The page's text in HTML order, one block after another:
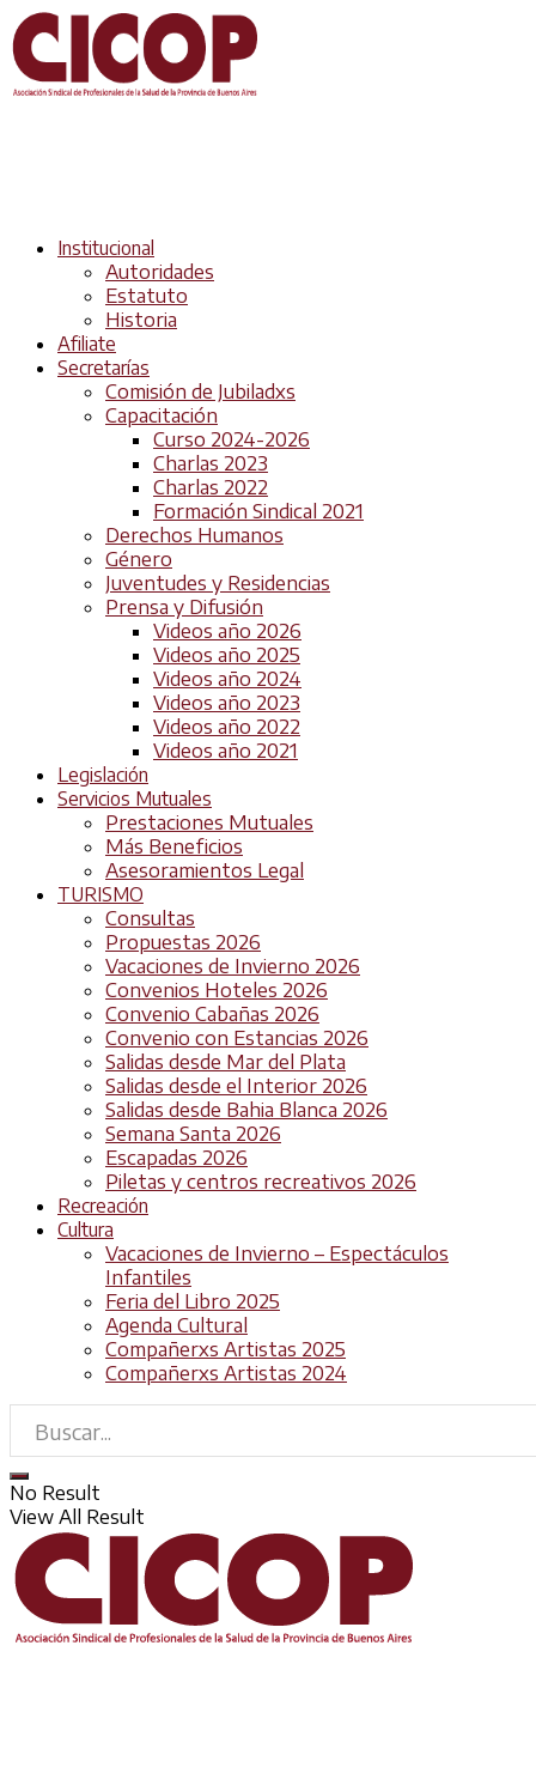
Institucional
Autoridades
Estatuto
Historia
Afiliate
Secretarías
Comisión de Jubiladxs
Capacitación
Curso 2024-2026
Charlas 2023
Charlas 2022
Formación Sindical 2021
Derechos Humanos
Género
Juventudes y Residencias
Prensa y Difusión
Videos año 2026
Videos año 2025
Videos año 2024
Videos año 2023
Videos año 2022
Videos año 2021
Legislación
Servicios Mutuales
Prestaciones Mutuales
Más Beneficios
Asesoramientos Legal
TURISMO
Consultas
Propuestas 2026
Vacaciones de Invierno 2026
Convenios Hoteles 2026
Convenio Cabañas 2026
Convenio con Estancias 2026
Salidas desde Mar del Plata
Salidas desde el Interior 2026
Salidas desde Bahia Blanca 2026
Semana Santa 2026
Escapadas 2026
Piletas y centros recreativos 2026
Recreación
Cultura
Vacaciones de Invierno – Espectáculos
Infantiles
Feria del Libro 2025
Agenda Cultural
Compañerxs Artistas 2025
Compañerxs Artistas 2024
No Result
View All Result